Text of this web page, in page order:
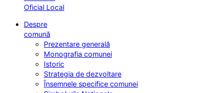
Oficial Local
Despre
comună
Prezentare generală
Monografia comunei
Istoric
Strategia de dezvoltare
Însemnele specifice comunei